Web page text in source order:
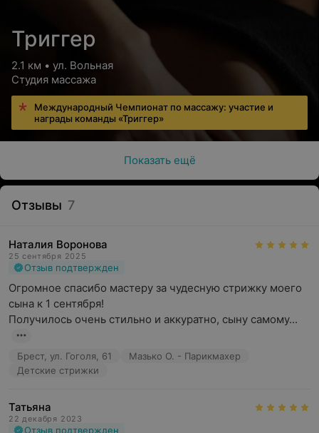
Триггер
2.1 км • ул. Вольная
Студия массажа
Международный Чемпионат по массажу: участие и
награды команды «Триггер»
Показать ещё
Отзывы 7
Наталия Воронова
25 сентября 2025
Отзыв подтвержден
Огромное спасибо мастеру за чудесную стрижку моего
сына к 1 сентября!
Получилось очень стильно и аккуратно, сыну самому...
Брест, ул. Гоголя, 61
Мазько О. - Парикмахер
Детские стрижки
Татьяна
22 декабря 2023
Отзыв подтвержден